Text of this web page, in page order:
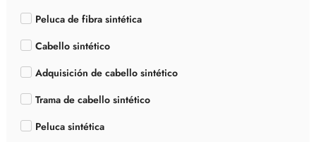
Peluca de fibra sintética
Cabello sintético
Adquisición de cabello sintético
Trama de cabello sintético
Peluca sintética